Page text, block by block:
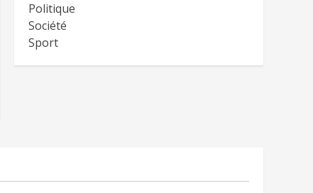
Politique
Société
Sport